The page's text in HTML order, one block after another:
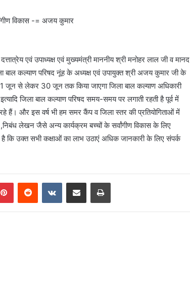
विकास -= अजय कुमार
एवं उपाध्यक्ष एवं मुख्यमंत्री माननीय श्री मनोहर लाल जी व मानद
बाल कल्याण परिषद नूंह के अध्यक्ष एवं उपायुक्त श्री अजय कुमार जी के
1 जून से लेकर 30 जून तक किया जाएगा जिला बाल कल्याण अधिकारी
जिला बाल कल्याण परिषद समय-समय पर लगाती रहती है पूर्व में
और इस वर्ष भी हम समर कैंप व जिला स्तर की प्रतियोगिताओं में
लेखन जैसे अन्य कार्यक्रम बच्चों के सर्वांगीण विकास के लिए
कि उक्त सभी कक्षाओं का लाभ उठाएं अधिक जानकारी के लिए संपर्क
PinterestReddit VKontakteShare via Email Print